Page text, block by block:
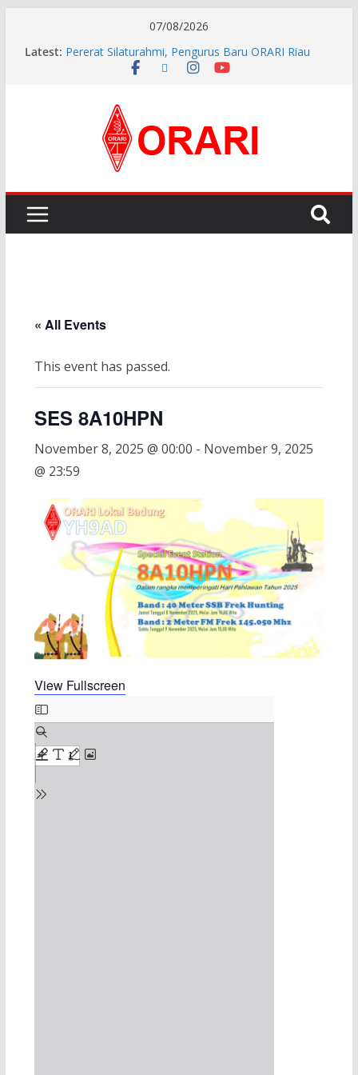
07/08/2026
Latest: Pererat Silaturahmi, Pengurus Baru ORARI Riau
Audiensi dan Siap Bersinergi dengan Diskominfotik
Preparatory Group for WRC-27 )
Aftiyedi Dalimunthe (YC5NNF) Resmi Pimpin ORARI
Lokal Bengkalis 2026–2029, Dikukuhkan Langsung
Ketua Orari Daerah Riau
Riau Beserta Jajaran Hadiri Muslok III Bengkalis
« All Events
This event has passed.
SES 8A10HPN
November 8, 2025 @ 00:00 - November 9, 2025
@ 23:59
View Fullscreen